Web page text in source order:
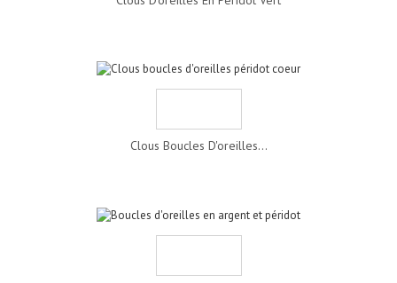
Clous Boucles D'oreilles...